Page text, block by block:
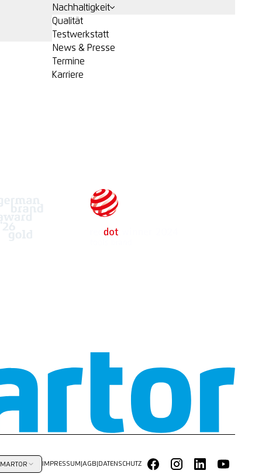
Nachhaltigkeit
Qualität
Testwerkstatt
News & Presse
Termine
Karriere
MARTOR IMPRESSUM |AGB DATENSCHUTZ